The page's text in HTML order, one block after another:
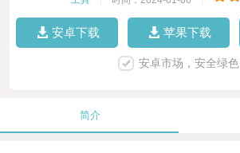
安卓下载 苹果下载
安卓市场，安全绿色
简介